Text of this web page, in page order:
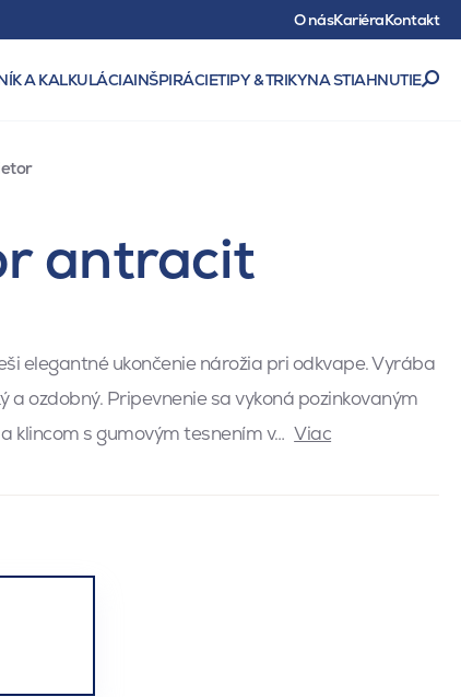
O násKariéraKontakt
A KALKULÁCIAINŠPIRÁCIETIPY & TRIKYNA STIAHNUTIE
antracit
elegantné ukončenie nárožia pri odkvape. Vyrába
a ozdobný. Pripevnenie sa vykoná pozinkovaným
klincom s gumovým tesnením v… Viac